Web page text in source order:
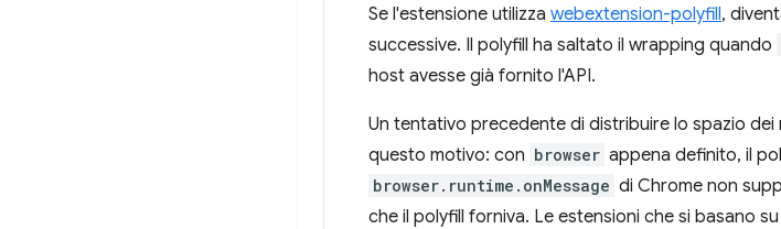
Se l'estensione utilizza webextension-polyfill,
successive. Il polyfill ha saltato il wrapping quando
host avesse già fornito l'API.
Un tentativo precedente di distribuire lo spazio
questo motivo: con browser appena definito, il
browser.runtime.onMessage di Chrome non
che il polyfill forniva. Le estensioni che si basano